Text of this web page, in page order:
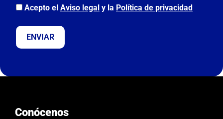
,
e
s
c
Acepto el Aviso legal y la Política de privacidad
Conócenos